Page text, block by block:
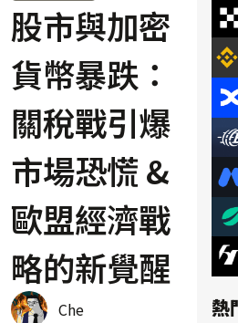
股市與加密
貨幣暴跌：
關稅戰引爆
市場恐慌 &
歐盟經濟戰
略的新覺醒
Che 熱